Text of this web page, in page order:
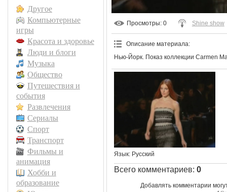
Другое
Компьютерные
игры
Красота и здоровье
Люди и блоги
Музыка
Общество
Путешествия и
события
Развлечения
Сериалы
Спорт
Транспорт
Фильмы и
анимация
Хобби и
образование
Просмотры: 0 Shine show
Описание материала:
Нью-Йорк. Показ коллекции Carmen
Язык: Русский
Всего комментариев: 0
Добавлять комментарии